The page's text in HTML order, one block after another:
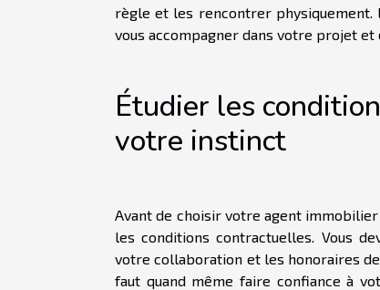
règle et les rencontrer physiquement.
vous accompagner dans votre projet
Étudier les
votre instinct
Avant de choisir votre agent
les conditions contractuelles. Vous
votre collaboration et les honoraires
faut quand même faire confiance à